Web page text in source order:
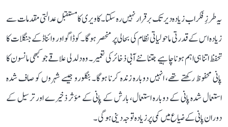
یہ طرزِ فکر اب زیادہ دیر تک برقرار نہیں رہ سکتا۔ کاویری کا مستقبل عدالتی مقدمات سے
زیادہ اس کے قدرتی ماحولیاتی نظام کی بحالی پر منحصر ہوگا۔ کوڈاگو اور وائناڈ کے جنگلات کا
تحفظ اتنا ہی اہم ہونا چاہیے جتنا نئے آبی ذخائر کی تعمیر۔ وہ دلدلی علاقے جو کبھی مانسون کا
پانی محفوظ رکھتے تھے، انہیں دوبارہ زندہ کرنا ہوگا۔ بنگلورو جیسے شہروں کو صاف شدہ
استعمال شدہ پانی کے دوبارہ استعمال، بارش کے پانی کے مؤثر ذخیرے اور ترسیل کے
دوران پانی کے ضیاع میں کمی پر زیادہ توجہ دینی ہوگی۔